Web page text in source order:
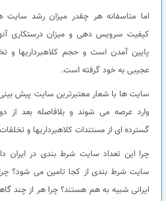
اما متاسفانه هر چقدر میزان رشد سایت
کیفیت سرویس دهی و میزان درستکاری
پایین آمدن است و حجم کلاهبرداریها و
عجیبی به خود گرفته است.
سایت ها با شعار معتبرترین سایت پیش بینی
وارد عرصه می شوند و بلافاصله بعد از
گسترده ای از مستندات کلاهبرداریها و
چرا این تعداد سایت شرط بندی در ایران
سایت شرط بندی از کجا تامین می شود؟
ایرانی شبیه به هم هستند؟ چرا هر از چند